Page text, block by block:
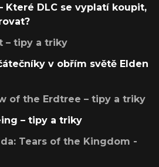
Které DLC se vyplatí koupit,
– tipy a triky
v obřím světě Elden
of the Erdtree – tipy a triky
– tipy a triky
Tears of the Kingdom -